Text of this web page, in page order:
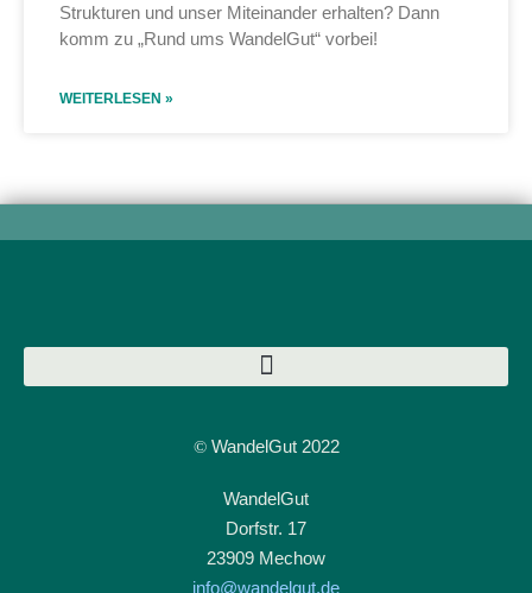
Strukturen und unser Miteinander erhalten? Dann
komm zu „Rund ums WandelGut“ vorbei!
WEITERLESEN »
© WandelGut 2022
WandelGut
Dorfstr. 17
23909 Mechow
info@wandelgut.de